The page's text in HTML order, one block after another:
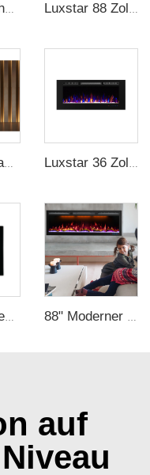
Luxstar Hochwertige Elektrische Kamin-Einbauten, 33 Zoll Kaminheizer Realistik Flamme 1-9 Stunden Timer Fernbedienung Kristall Holzscheite Luxstar 88 Zoll Innen Royal Slim LED Elektrischer Kaminheizer Haushalt APP Steuerung mit Google Home und Alexa
Luxstar Neues Modell Kamin ZEF48V Beliebt im Verkauf Inneneinrichtung Bildschirm Elektrischer Kamin-Einbau LED-Licht Real-Flammen-Effekt-Bildschirm 88" Moderner Elektrischer Kamin Heizung Dekoration Realistische Flamme Kombinationen mit Thermostat Elektrischer Kamin im Innenbereich
auf